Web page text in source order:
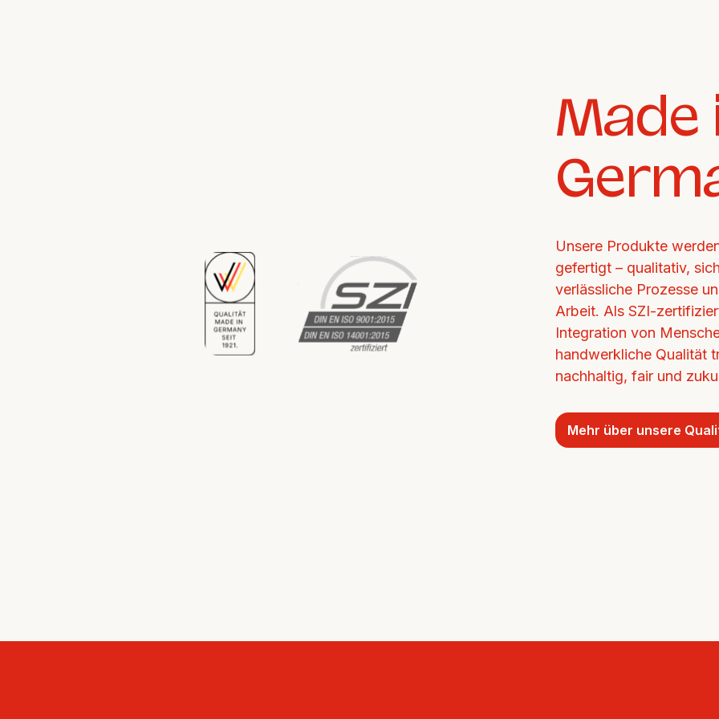
Made
Unsere Produkte
gefertigt – qualitativ,
verlässliche Prozesse
Arbeit. Als SZI-
Integration von
handwerkliche Qualität
nachhaltig, fair und
Mehr über unsere